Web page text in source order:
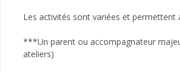
Les activités sont variées et
***Un parent ou accompagnateur
ateliers)